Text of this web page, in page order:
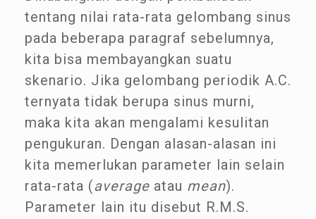
tentang nilai rata-rata gelombang sinus
pada beberapa paragraf sebelumnya,
kita bisa membayangkan suatu
skenario. Jika gelombang periodik A.C.
ternyata tidak berupa sinus murni,
maka kita akan mengalami kesulitan
pengukuran. Dengan alasan-alasan ini
kita memerlukan parameter lain selain
rata-rata (average atau mean).
Parameter lain itu disebut R.M.S.